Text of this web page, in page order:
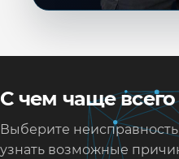
С чем чаще
Выберите
узнать возможные